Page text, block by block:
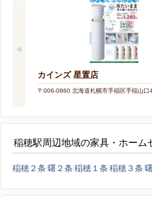
カインズ 星置店
〒006-0860 北海道札幌市手稲区手稲山口
稲穂駅周辺地域の家具・ホーム
稲穂２条 曙２条 稲穂１条 稲穂３条